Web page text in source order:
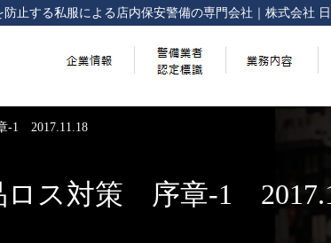
防止する私服による店内保安警備の専門会社 株式会社
-1 2017.11.18
ロス対策 序章-1